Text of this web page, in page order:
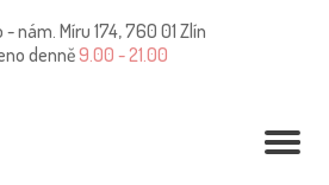
nám. Míru 174, 760 01 Zlín
denně9.00 - 21.00